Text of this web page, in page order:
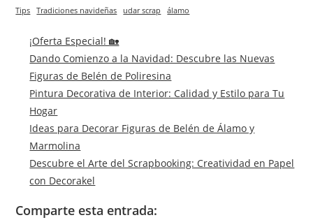
Tips Tradiciones navideñas udar scrap álamo
¡Oferta Especial! 🏡
Dando Comienzo a la Navidad: Descubre las Nuevas
Figuras de Belén de Poliresina
Pintura Decorativa de Interior: Calidad y Estilo para Tu
Hogar
Ideas para Decorar Figuras de Belén de Álamo y
Marmolina
Descubre el Arte del Scrapbooking: Creatividad en Papel
con Decorakel
Comparte esta entrada: